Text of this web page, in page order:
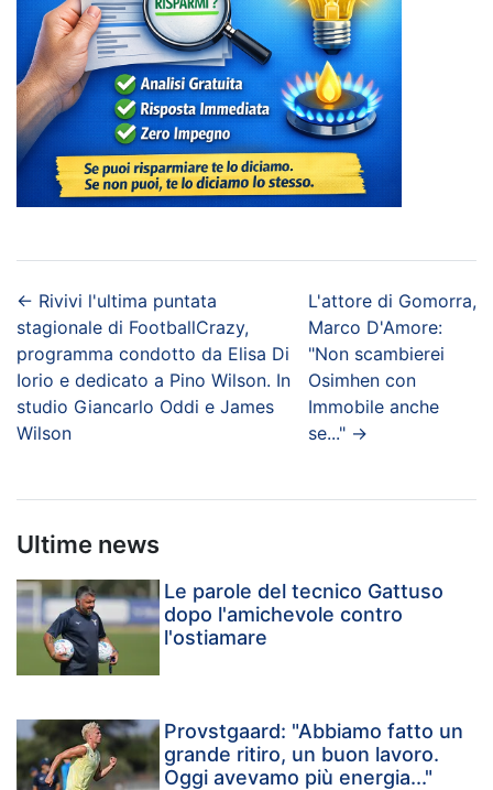
← Rivivi l'ultima puntata
stagionale di FootballCrazy,
programma condotto da Elisa Di
Iorio e dedicato a Pino Wilson. In
studio Giancarlo Oddi e James
Wilson
L'attore di Gomorra,
Marco D'Amore:
"Non scambierei
Osimhen con
Immobile anche
se..."→
Ultime news
Le parole del tecnico Gattuso
dopo l'amichevole contro
l'ostiamare
Provstgaard: "Abbiamo fatto un
grande ritiro, un buon lavoro.
Oggi avevamo più energia..."